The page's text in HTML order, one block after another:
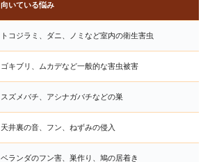
向いている悩み
トコジラミ、ダニ、ノミなど室内の衛生害虫
ゴキブリ、ムカデなど一般的な害虫被害
スズメバチ、アシナガバチなどの巣
天井裏の音、フン、ねずみの侵入
ベランダのフン害、巣作り、鳩の居着き